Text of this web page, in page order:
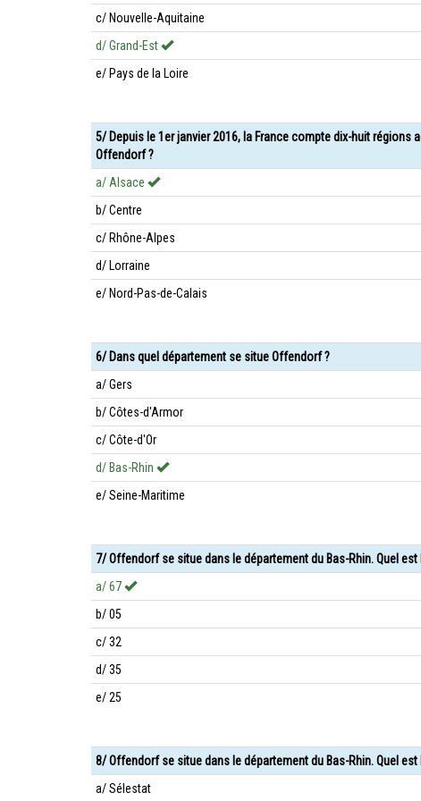
c/ Nouvelle-Aquitaine
d/ Grand-Est
e/ Pays de la Loire
5/ Depuis le 1er janvier 2016, la France compte dix-huit
Offendorf ?
a/ Alsace
b/ Centre
c/ Rhône-Alpes
d/ Lorraine
e/ Nord-Pas-de-Calais
6/ Dans quel département se situe Offendorf ?
a/ Gers
b/ Côtes-d'Armor
c/ Côte-d'Or
d/ Bas-Rhin
e/ Seine-Maritime
7/ Offendorf se situe dans le département du Bas-Rhin. Quel
a/ 67
b/ 05
c/ 32
d/ 35
e/ 25
8/ Offendorf se situe dans le département du Bas-Rhin. Quel
a/ Sélestat